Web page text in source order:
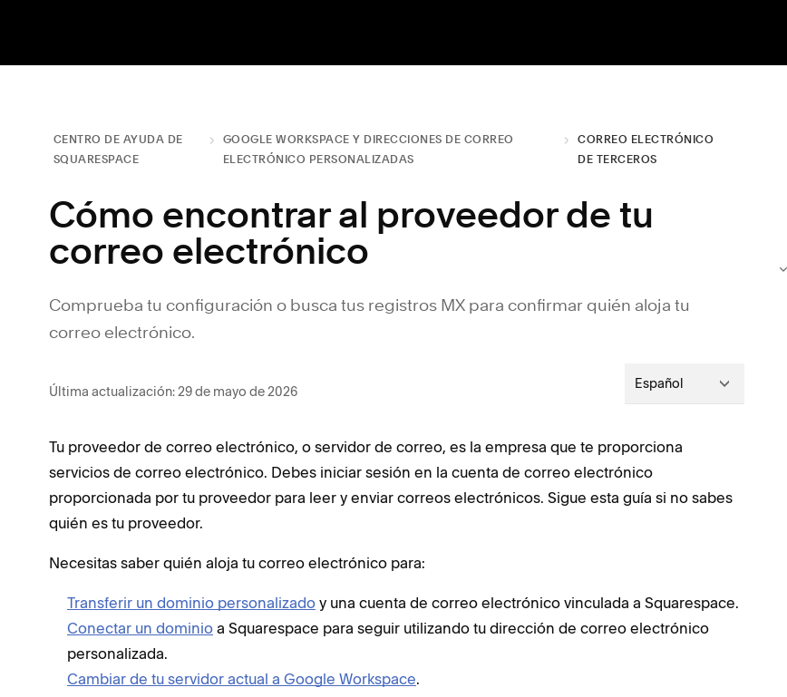
CENTRO DE AYUDA DE
SQUARESPACE
GOOGLE WORKSPACE Y DIRECCIONES DE CORREO
ELECTRÓNICO PERSONALIZADAS
CORREO ELECTRÓNICO
DE TERCEROS
Cómo encontrar al proveedor de tu
correo electrónico
Comprueba tu configuración o busca tus registros MX para confirmar quién aloja tu
correo electrónico.
Última actualización: 29 de mayo de 2026 Español
Tu proveedor de correo electrónico, o servidor de correo, es la empresa que te proporciona
servicios de correo electrónico. Debes iniciar sesión en la cuenta de correo electrónico
proporcionada por tu proveedor para leer y enviar correos electrónicos. Sigue esta guía si no sabes
quién es tu proveedor.
Necesitas saber quién aloja tu correo electrónico para:
Transferir un dominio personalizado y una cuenta de correo electrónico vinculada a Squarespace.
Conectar un dominio a Squarespace para seguir utilizando tu dirección de correo electrónico
personalizada.
Cambiar de tu servidor actual a Google Workspace.